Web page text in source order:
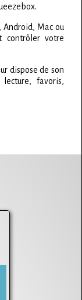
Android, Mac ou
contrôler votre
dispose de son
favoris,